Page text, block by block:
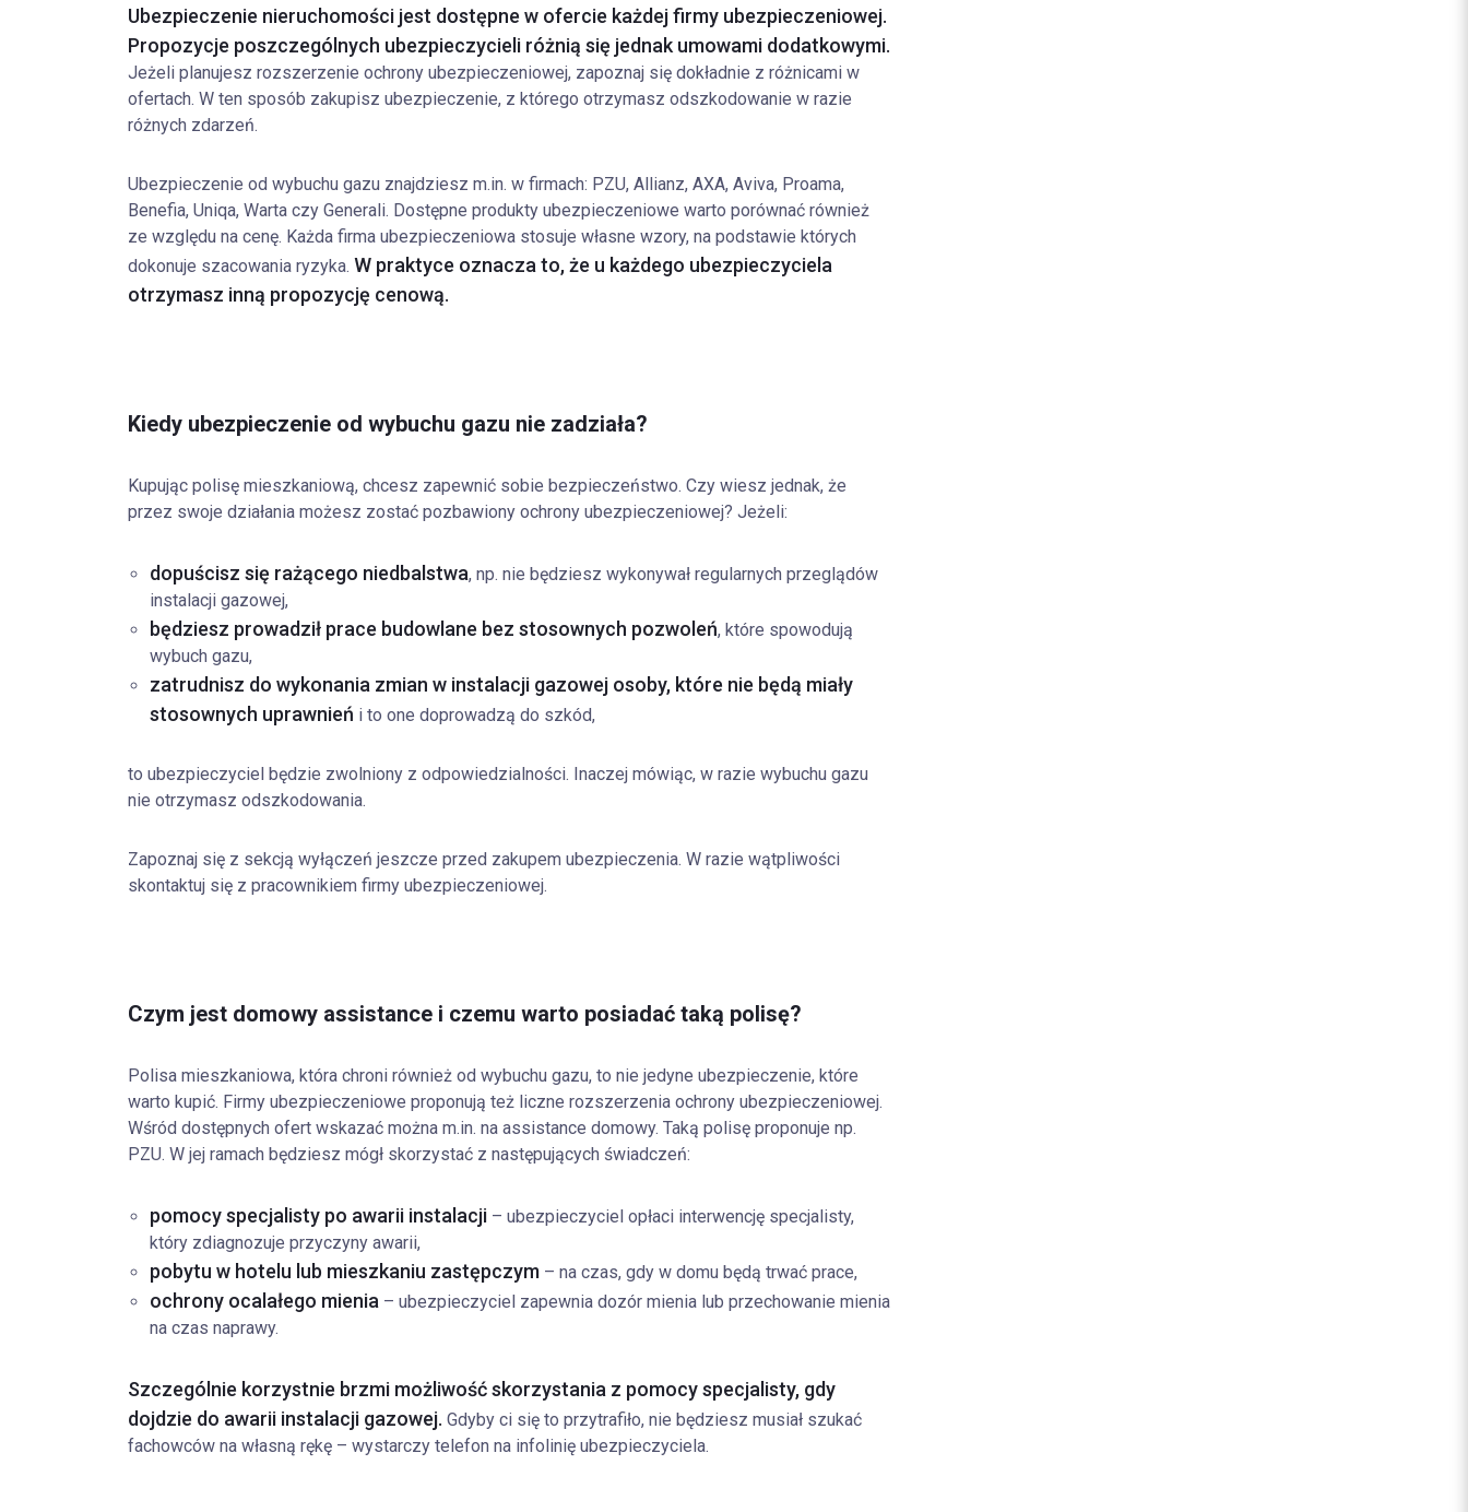
Ubezpieczenie nieruchomości jest dostępne w ofercie każdej firmy ubezpieczeniowej.
Propozycje poszczególnych ubezpieczycieli różnią się jednak umowami dodatkowymi.
Jeżeli planujesz rozszerzenie ochrony ubezpieczeniowej, zapoznaj się dokładnie z różnicami w
ofertach. W ten sposób zakupisz ubezpieczenie, z którego otrzymasz odszkodowanie w razie
różnych zdarzeń.
Ubezpieczenie od wybuchu gazu znajdziesz m.in. w firmach: PZU, Allianz, AXA, Aviva, Proama,
Benefia, Uniqa, Warta czy Generali. Dostępne produkty ubezpieczeniowe warto porównać również
ze względu na cenę. Każda firma ubezpieczeniowa stosuje własne wzory, na podstawie których
dokonuje szacowania ryzyka. W praktyce oznacza to, że u każdego ubezpieczyciela
otrzymasz inną propozycję cenową.
Kiedy ubezpieczenie od wybuchu gazu nie zadziała?
Kupując polisę mieszkaniową, chcesz zapewnić sobie bezpieczeństwo. Czy wiesz jednak, że
przez swoje działania możesz zostać pozbawiony ochrony ubezpieczeniowej? Jeżeli:
dopuścisz się rażącego niedbalstwa, np. nie będziesz wykonywał regularnych przeglądów
instalacji gazowej,
będziesz prowadził prace budowlane bez stosownych pozwoleń, które spowodują
wybuch gazu,
zatrudnisz do wykonania zmian w instalacji gazowej osoby, które nie będą miały
stosownych uprawnień i to one doprowadzą do szkód,
to ubezpieczyciel będzie zwolniony z odpowiedzialności. Inaczej mówiąc, w razie wybuchu gazu
nie otrzymasz odszkodowania.
Zapoznaj się z sekcją wyłączeń jeszcze przed zakupem ubezpieczenia. W razie wątpliwości
skontaktuj się z pracownikiem firmy ubezpieczeniowej.
Czym jest domowy assistance i czemu warto posiadać taką polisę?
Polisa mieszkaniowa, która chroni również od wybuchu gazu, to nie jedyne ubezpieczenie, które
warto kupić. Firmy ubezpieczeniowe proponują też liczne rozszerzenia ochrony ubezpieczeniowej.
Wśród dostępnych ofert wskazać można m.in. na assistance domowy. Taką polisę proponuje np.
PZU. W jej ramach będziesz mógł skorzystać z następujących świadczeń:
pomocy specjalisty po awarii instalacji – ubezpieczyciel opłaci interwencję specjalisty,
który zdiagnozuje przyczyny awarii,
pobytu w hotelu lub mieszkaniu zastępczym – na czas, gdy w domu będą trwać prace,
ochrony ocalałego mienia – ubezpieczyciel zapewnia dozór mienia lub przechowanie mienia
na czas naprawy.
Szczególnie korzystnie brzmi możliwość skorzystania z pomocy specjalisty, gdy
dojdzie do awarii instalacji gazowej. Gdyby ci się to przytrafiło, nie będziesz musiał szukać
fachowców na własną rękę – wystarczy telefon na infolinię ubezpieczyciela.